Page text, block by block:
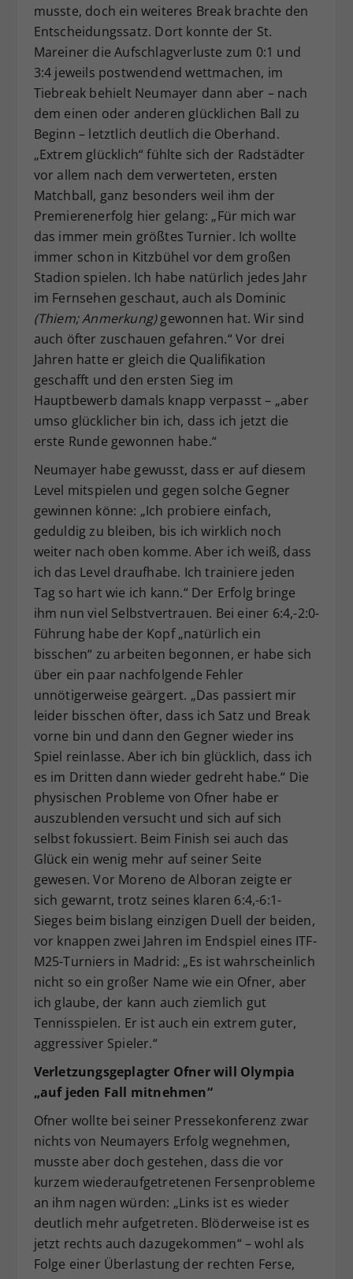
musste, doch ein weiteres Break brachte den
Entscheidungssatz. Dort konnte der St.
Mareiner die Aufschlagverluste zum 0:1 und
3:4 jeweils postwendend wettmachen, im
Tiebreak behielt Neumayer dann aber – nach
dem einen oder anderen glücklichen Ball zu
Beginn – letztlich deutlich die Oberhand.
„Extrem glücklich“ fühlte sich der Radstädter
vor allem nach dem verwerteten, ersten
Matchball, ganz besonders weil ihm der
Premierenerfolg hier gelang: „Für mich war
das immer mein größtes Turnier. Ich wollte
immer schon in Kitzbühel vor dem großen
Stadion spielen. Ich habe natürlich jedes Jahr
im Fernsehen geschaut, auch als Dominic
(Thiem; Anmerkung)gewonnen hat. Wir sind
auch öfter zuschauen gefahren.“ Vor drei
Jahren hatte er gleich die Qualifikation
geschafft und den ersten Sieg im
Hauptbewerb damals knapp verpasst – „aber
umso glücklicher bin ich, dass ich jetzt die
erste Runde gewonnen habe.“
Neumayer habe gewusst, dass er auf diesem
Level mitspielen und gegen solche Gegner
gewinnen könne: „Ich probiere einfach,
geduldig zu bleiben, bis ich wirklich noch
weiter nach oben komme. Aber ich weiß, dass
ich das Level draufhabe. Ich trainiere jeden
Tag so hart wie ich kann.“ Der Erfolg bringe
ihm nun viel Selbstvertrauen. Bei einer 6:4,-2:0-
Führung habe der Kopf „natürlich ein
bisschen“ zu arbeiten begonnen, er habe sich
über ein paar nachfolgende Fehler
unnötigerweise geärgert. „Das passiert mir
leider bisschen öfter, dass ich Satz und Break
vorne bin und dann den Gegner wieder ins
Spiel reinlasse. Aber ich bin glücklich, dass ich
es im Dritten dann wieder gedreht habe.“ Die
physischen Probleme von Ofner habe er
auszublenden versucht und sich auf sich
selbst fokussiert. Beim Finish sei auch das
Glück ein wenig mehr auf seiner Seite
gewesen. Vor Moreno de Alboran zeigte er
sich gewarnt, trotz seines klaren 6:4,-6:1-
Sieges beim bislang einzigen Duell der beiden,
vor knappen zwei Jahren im Endspiel eines ITF-
M25-Turniers in Madrid: „Es ist wahrscheinlich
nicht so ein großer Name wie ein Ofner, aber
ich glaube, der kann auch ziemlich gut
Tennisspielen. Er ist auch ein extrem guter,
aggressiver Spieler.“
Verletzungsgeplagter Ofner will Olympia
„auf jeden Fall mitnehmen“
Ofner wollte bei seiner Pressekonferenz zwar
nichts von Neumayers Erfolg wegnehmen,
musste aber doch gestehen, dass die vor
kurzem wiederaufgetretenen Fersenprobleme
an ihm nagen würden: „Links ist es wieder
deutlich mehr aufgetreten. Blöderweise ist es
jetzt rechts auch dazugekommen“ – wohl als
Folge einer Überlastung der rechten Ferse,